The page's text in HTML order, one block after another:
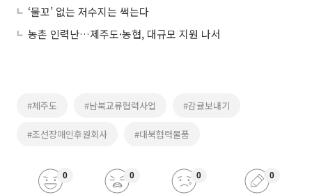
‘물꼬’ 없는 저수지는 썩는다
농촌 인력난…제주도·농협, 대규모 지원 나서
#제주도 #남북교류협력사업 #감귤보내기
#조선장애인후원회사 #대북협력물품
0 0 0 0